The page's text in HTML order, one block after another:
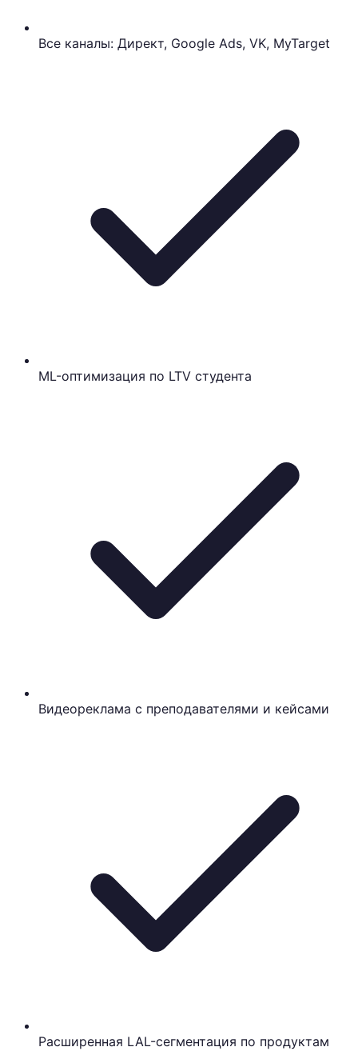
Все каналы: Директ, Google Ads, VK, MyTarget
ML-оптимизация по LTV студента
Видеореклама с преподавателями и кейсами
Расширенная LAL-сегментация по продуктам